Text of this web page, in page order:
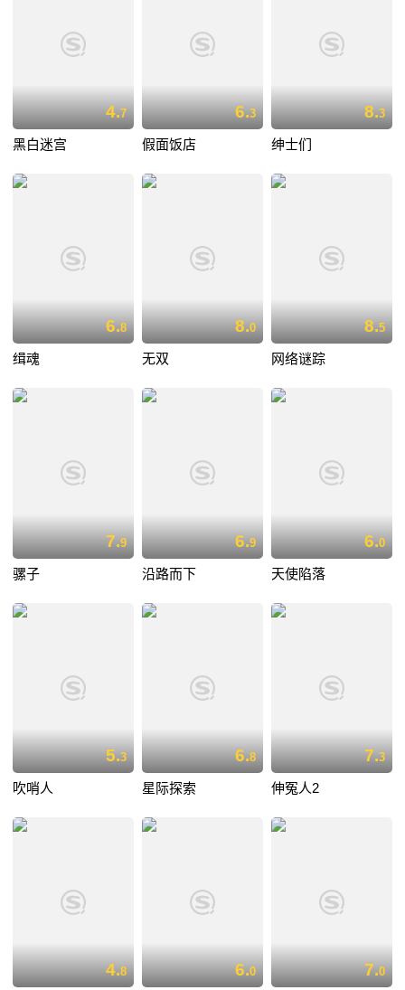
4.7
黑白迷宫
6.3
假面饭店
8.3
绅士们
6.8
缉魂
8.0
无双
8.5
网络谜踪
7.9
骡子
6.9
沿路而下
6.0
天使陷落
5.3
吹哨人
6.8
星际探索
7.3
伸冤人2
4.8 6.0 7.0